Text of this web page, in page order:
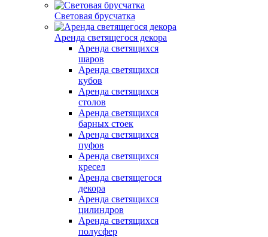
Световая брусчатка
Аренда светящегося декора
Аренда светящихся
шаров
Аренда светящихся
кубов
Аренда светящихся
столов
Аренда светящихся
барных стоек
Аренда светящихся
пуфов
Аренда светящихся
кресел
Аренда светящегося
декора
Аренда светящихся
цилиндров
Аренда светящихся
полусфер